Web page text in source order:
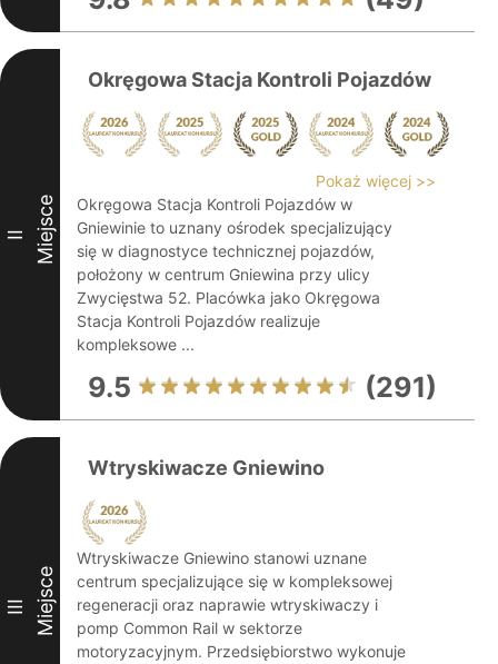
II Miejsce
Okręgowa Stacja Kontroli Pojazdów
Pokaż więcej >>
Okręgowa Stacja Kontroli Pojazdów w
Gniewinie to uznany ośrodek specjalizujący
się w diagnostyce technicznej pojazdów,
położony w centrum Gniewina przy ulicy
Zwycięstwa 52. Placówka jako Okręgowa
Stacja Kontroli Pojazdów realizuje
kompleksowe ...
9.5 (291)
III Miejsce
Wtryskiwacze Gniewino
Wtryskiwacze Gniewino stanowi uznane
centrum specjalizujące się w kompleksowej
regeneracji oraz naprawie wtryskiwaczy i
pomp Common Rail w sektorze
motoryzacyjnym. Przedsiębiorstwo wykonuje